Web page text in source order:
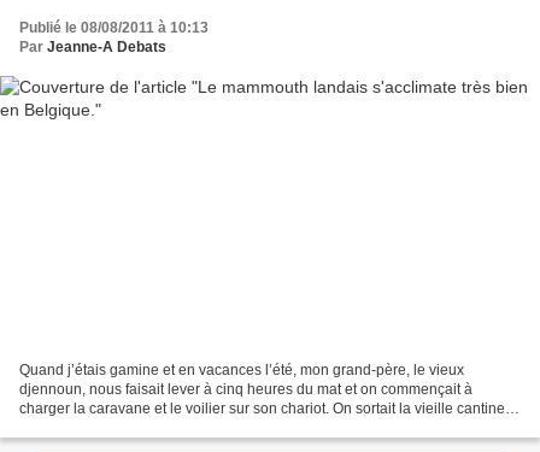
Publié le 08/08/2011 à 10:13
Par Jeanne-A Debats
Quand j’étais gamine et en vacances l’été, mon grand-père, le vieux
djennoun, nous faisait lever à cinq heures du mat et on commençait à
charger la caravane et le voilier sur son chariot. On sortait la vieille cantine